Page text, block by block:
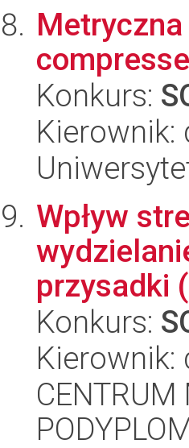
Konkurs:
Kierownik:
Wpływ
przysadki
Konkurs:
Kierownik:
CENTRUM